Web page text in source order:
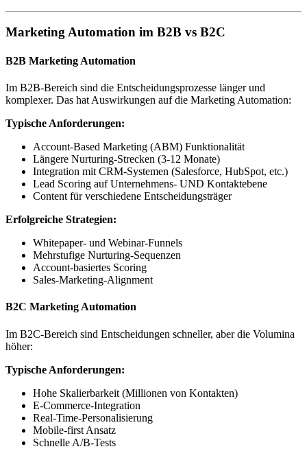
Marketing Automation im B2B vs B2C
B2B Marketing Automation
Im B2B-Bereich sind die Entscheidungsprozesse länger und
komplexer. Das hat Auswirkungen auf die Marketing Automation:
Typische Anforderungen:
Account-Based Marketing (ABM) Funktionalität
Längere Nurturing-Strecken (3-12 Monate)
Integration mit CRM-Systemen (Salesforce, HubSpot, etc.)
Lead Scoring auf Unternehmens- UND Kontaktebene
Content für verschiedene Entscheidungsträger
Erfolgreiche Strategien:
Whitepaper- und Webinar-Funnels
Mehrstufige Nurturing-Sequenzen
Account-basiertes Scoring
Sales-Marketing-Alignment
B2C Marketing Automation
Im B2C-Bereich sind Entscheidungen schneller, aber die Volumina
höher:
Typische Anforderungen:
Hohe Skalierbarkeit (Millionen von Kontakten)
E-Commerce-Integration
Real-Time-Personalisierung
Mobile-first Ansatz
Schnelle A/B-Tests